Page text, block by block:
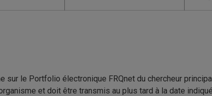
sur le Portfolio électronique FRQnet du chercheur
et doit être transmis au plus tard à la date